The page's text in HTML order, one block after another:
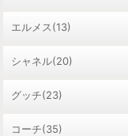
エルメス(13)
シャネル(20)
グッチ(23)
コーチ(35)